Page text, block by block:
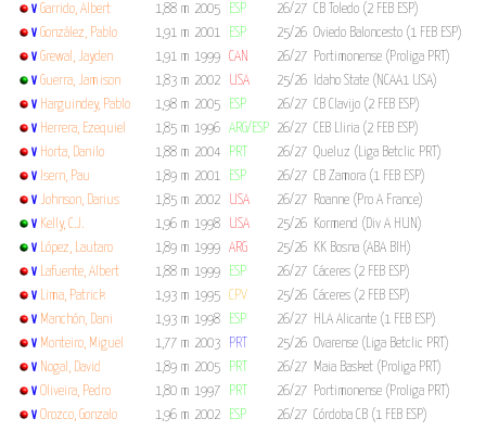
V Garrido, Albert 1,88 m 2005 ESP 26/27 CB Toledo (2 FEB ESP)
V González, Pablo 1,91 m 2001 ESP 25/26 Oviedo Baloncesto (1 FEB ESP)
V Grewal, Jayden 1,91 m 1999 CAN 26/27 Portimonense (Proliga PRT)
V Guerra, Jamison 1,83 m 2002 USA 25/26 Idaho State (NCAA1 USA)
V Harguindey, Pablo 1,98 m 2005 ESP 26/27 CB Clavijo (2 FEB ESP)
V Herrera, Ezequiel 1,85 m 1996 ARG/ESP 26/27 CEB Lliria (2 FEB ESP)
V Horta, Danilo 1,88 m 2004 PRT 26/27 Queluz (Liga Betclic PRT)
V Isern, Pau 1,89 m 2001 ESP 26/27 CB Zamora (1 FEB ESP)
V Johnson, Darius 1,85 m 2002 USA 26/27 Roanne (Pro A France)
V Kelly, C.J. 1,96 m 1998 USA 25/26 Kormend (Div A HUN)
V López, Lautaro 1,89 m 1999 ARG 25/26 KK Bosna (ABA BIH)
V Lafuente, Albert 1,88 m 1999 ESP 26/27 Cáceres (2 FEB ESP)
V Lima, Patrick 1,93 m 1995 CPV 25/26 Cáceres (2 FEB ESP)
V Manchón, Dani 1,93 m 1998 ESP 26/27 HLA Alicante (1 FEB ESP)
V Monteiro, Miguel 1,77 m 2003 PRT 25/26 Ovarense (Liga Betclic PRT)
V Nogal, David 1,89 m 2005 PRT 26/27 Maia Basket (Proliga PRT)
V Oliveira, Pedro 1,80 m 1997 PRT 26/27 Portimonense (Proliga PRT)
V Orozco, Gonzalo 1,96 m 2002 ESP 26/27 Córdoba CB (1 FEB ESP)